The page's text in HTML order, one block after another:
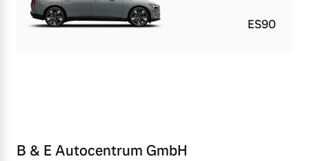
ES90
B & E Autocentrum GmbH